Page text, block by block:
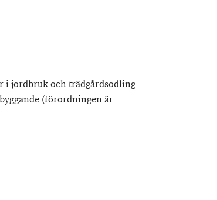
i jordbruk och trädgårdsodling
(förordningen är